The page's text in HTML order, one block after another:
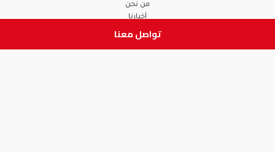
تواصل معنا
من نحن
أخبارنا
الأسئلة الشائعة
تواصل معنا